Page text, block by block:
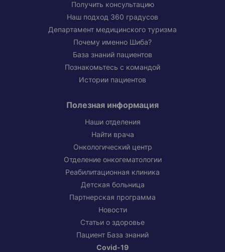
Получить консультацию
Наш подход 360 градусов
Департамент медицинского туризма
Почему именно Шиба?
База знаний пациентов
Познакомьтесь с командой
Истории пациентов
Полезная информация
Наши отделения
Найти врача
Онкологический центр
Отделение онкогематологии
Реабилитационная клиника
Детская больница
Партнерская программа
Новости
Статьи о здоровье
Пациент База знаний
Covid-19